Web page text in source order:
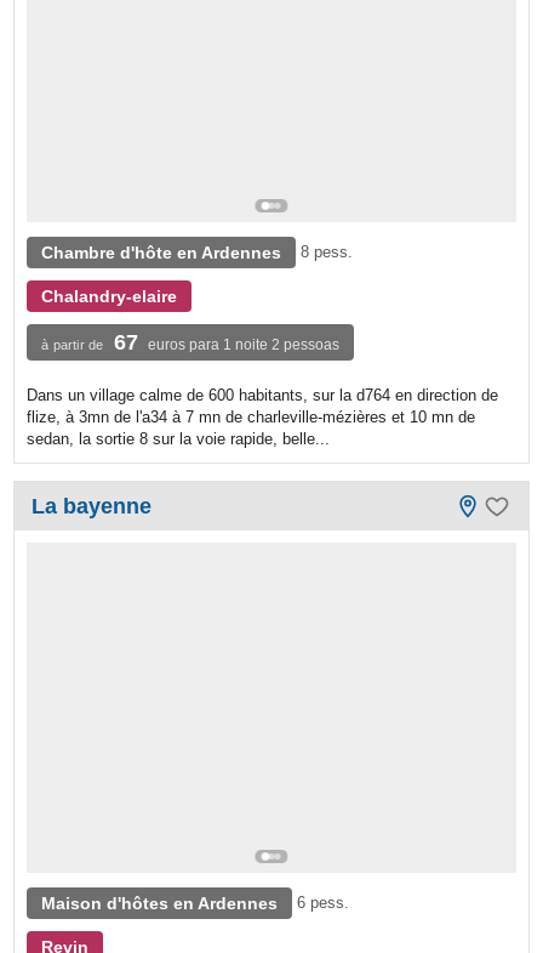
Chambre d'hôte en Ardennes 8 pess.
Chalandry-elaire
à partir de 67 euros para 1 noite 2 pessoas
Dans un village calme de 600 habitants, sur la d764 en direction de
flize, à 3mn de l'a34 à 7 mn de charleville-mézières et 10 mn de
sedan, la sortie 8 sur la voie rapide, belle...
La bayenne
Maison d'hôtes en Ardennes 6 pess.
Revin